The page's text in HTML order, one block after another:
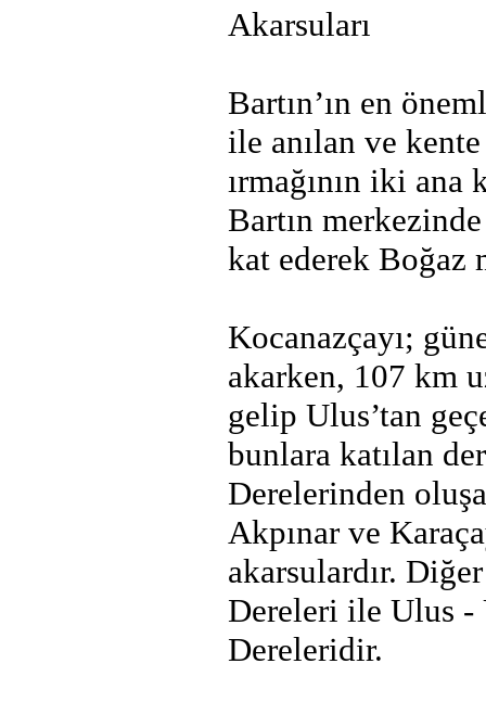
Akarsuları
Bartın’ın en
ile anılan ve kente
ırmağının iki
Bartın
kat ederek Boğaz
Kocanazçayı;
akarken, 107 km
gelip Ulus’tan
bunlara katılan
Derelerinden
Akpınar ve
akarsulardır.
Dereleri ile Ulus -
Dereleridir.